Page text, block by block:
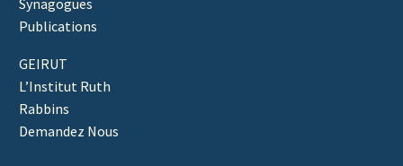
Publications
GEIRUT
L’Institut Ruth
Rabbins
Demandez Nous